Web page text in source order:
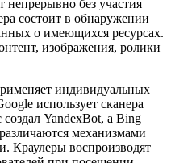
без участия
состоит в обнаружении
о имеющихся ресурсах.
изображения, ролики
индивидуальных
использует сканера
YandexBot, а Bing
механизмами
Краулеры воспроизводят